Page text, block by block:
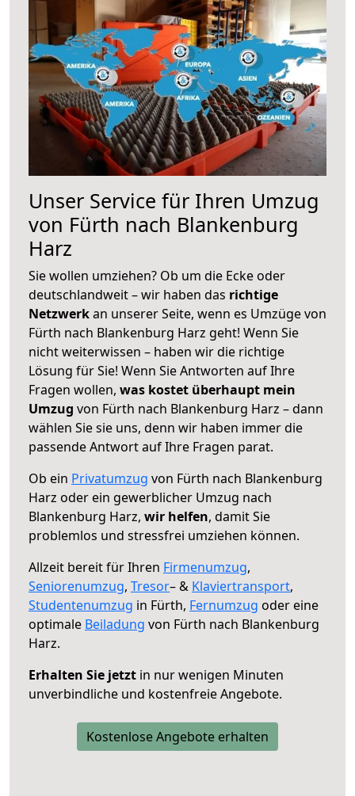
Unser Service für Ihren Umzug
von Fürth nach Blankenburg
Harz
Sie wollen umziehen? Ob um die Ecke oder
deutschlandweit – wir haben das richtige
Netzwerkan unserer Seite, wenn es Umzüge von
Fürth nach Blankenburg Harz geht! Wenn Sie
nicht weiterwissen – haben wir die richtige
Lösung für Sie! Wenn Sie Antworten auf Ihre
Fragen wollen, was kostet überhaupt mein
Umzug von Fürth nach Blankenburg Harz – dann
wählen Sie sie uns, denn wir haben immer die
passende Antwort auf Ihre Fragen parat.
Ob ein Privatumzug von Fürth nach Blankenburg
Harz oder ein gewerblicher Umzug nach
Blankenburg Harz, wir helfen, damit Sie
problemlos und stressfrei umziehen können.
Allzeit bereit für Ihren Firmenumzug,
Seniorenumzug, Tresor– & Klaviertransport,
Studentenumzug in Fürth, Fernumzug oder eine
optimale Beiladung von Fürth nach Blankenburg
Harz.
Erhalten Sie jetzt in nur wenigen Minuten
unverbindliche und kostenfreie Angebote.
Kostenlose Angebote erhalten